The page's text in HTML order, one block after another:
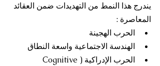
يندرج هذا النمط من التهديدات ضمن العقائد
المعاصرة :
الحرب الهجينة
الهندسة الاجتماعية واسعة النطاق
الحرب الإدراكية (Cognitive